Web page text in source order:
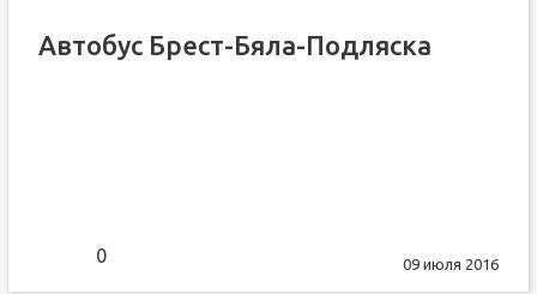
Автобус Брест-Бяла-Подляска
0 09 июля 2016